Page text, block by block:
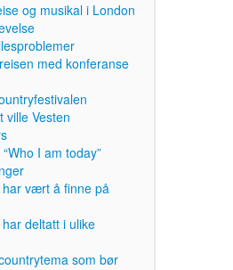
og musikal i London
med konferanse
ville Vesten
I am today”
vært å finne på
deltatt i ulike
som bør